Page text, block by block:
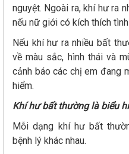
nguyệt. Ngoài ra, khí hư ra
nếu nữ giới có kích thích
Nếu khí hư ra nhiều bất
về màu sắc, hình thái và
cảnh báo các chị em đang
hiểm.
Khí hư bất thường là biểu
Mỗi dạng khí hư bất
bệnh lý khác nhau.